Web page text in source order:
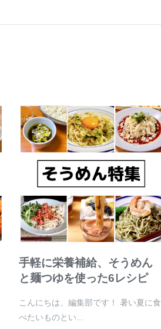
手軽に栄養補給、そうめん
と麺つゆを使った6レシピ
こんにちは、編集部です！ 暑い夏に食
べたいものとい...